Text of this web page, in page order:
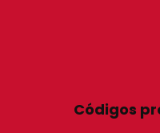
Códigos